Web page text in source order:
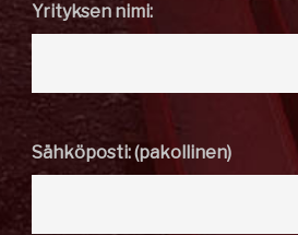
Yrityksen nimi:
Sähköposti: (pakollinen)